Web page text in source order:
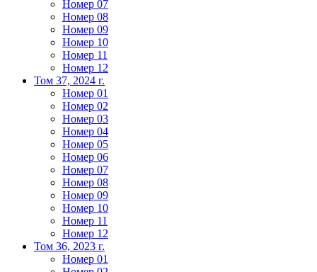
Номер 07
Номер 08
Номер 09
Номер 10
Номер 11
Номер 12
Том 37, 2024 г.
Номер 01
Номер 02
Номер 03
Номер 04
Номер 05
Номер 06
Номер 07
Номер 08
Номер 09
Номер 10
Номер 11
Номер 12
Том 36, 2023 г.
Номер 01